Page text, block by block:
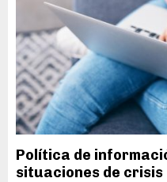
Política de
situaciones de crisis